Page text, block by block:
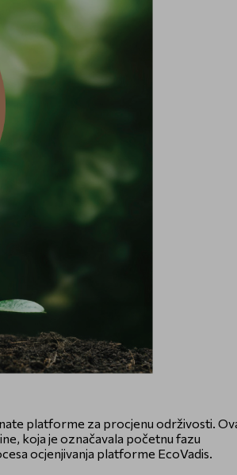
platforme za procjenu održivosti.
koja je označavala početnu fazu
ocjenjivanja platforme EcoVadis.